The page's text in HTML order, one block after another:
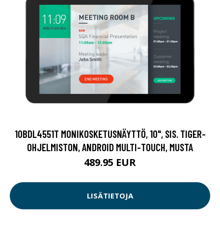
10BDL4551T MONIKOSKETUSNÄYTTÖ, 10", SIS. TIGER-
OHJELMISTON, ANDROID MULTI-TOUCH, MUSTA
489.95 EUR
LISÄTIETOJA